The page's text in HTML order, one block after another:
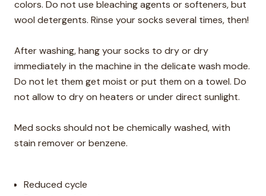
colors. Do not use bleaching agents or softeners, but
wool detergents. Rinse your socks several times, then!
After washing, hang your socks to dry or dry
immediately in the machine in the delicate wash mode.
Do not let them get moist or put them on a towel. Do
not allow to dry on heaters or under direct sunlight.
Med socks should not be chemically washed, with
stain remover or benzene.
Reduced cycle